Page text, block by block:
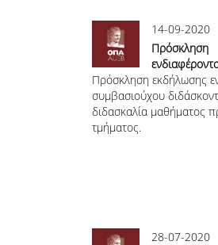
14-09-2020
Πρόσκληση εκδήλωσης
συμβασιούχου
διδασκαλία μαθήματος
τμήματος.
28-07-2020